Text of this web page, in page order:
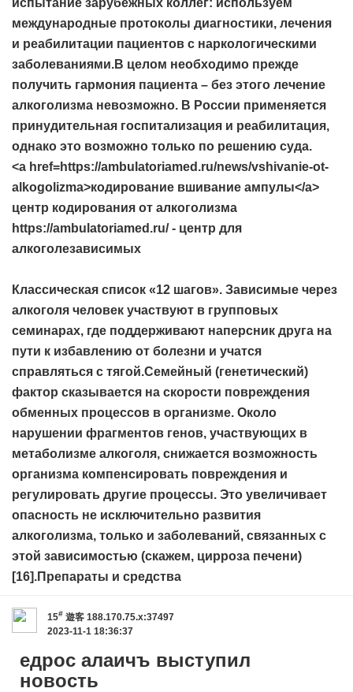
испытание зарубежных коллег: используем
международные протоколы диагностики, лечения
и реабилитации пациентов с наркологическими
заболеваниями.В целом необходимо прежде
получить гармония пациента – без этого лечение
алкоголизма невозможно. В России применяется
принудительная госпитализация и реабилитация,
однако это возможно только по решению суда.
<a href=https://ambulatoriamed.ru/news/vshivanie-ot-
alkogolizma>кодирование вшивание ампулы</a>
центр кодирования от алкоголизма
https://ambulatoriamed.ru/ - центр для
алкоголезависимых
Классическая список «12 шагов». Зависимые через
алкоголя человек участвуют в групповых
семинарах, где поддерживают наперсник друга на
пути к избавлению от болезни и учатся
справляться с тягой.Семейный (генетический)
фактор сказывается на скорости повреждения
обменных процессов в организме. Около
нарушении фрагментов генов, участвующих в
метаболизме алкоголя, снижается возможность
организма компенсировать повреждения и
регулировать другие процессы. Это увеличивает
опасность не исключительно развития
алкоголизма, только и заболеваний, связанных с
этой зависимостью (скажем, цирроза печени)
[16].Препараты и средства
15# 遊客 188.170.75.x:37497
2023-11-1 18:36:37
едрос алаичъ выступил
новость